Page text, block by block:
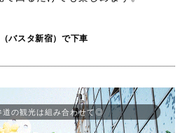
バスタ新宿）で下車
道の観光は組み合わせて◎